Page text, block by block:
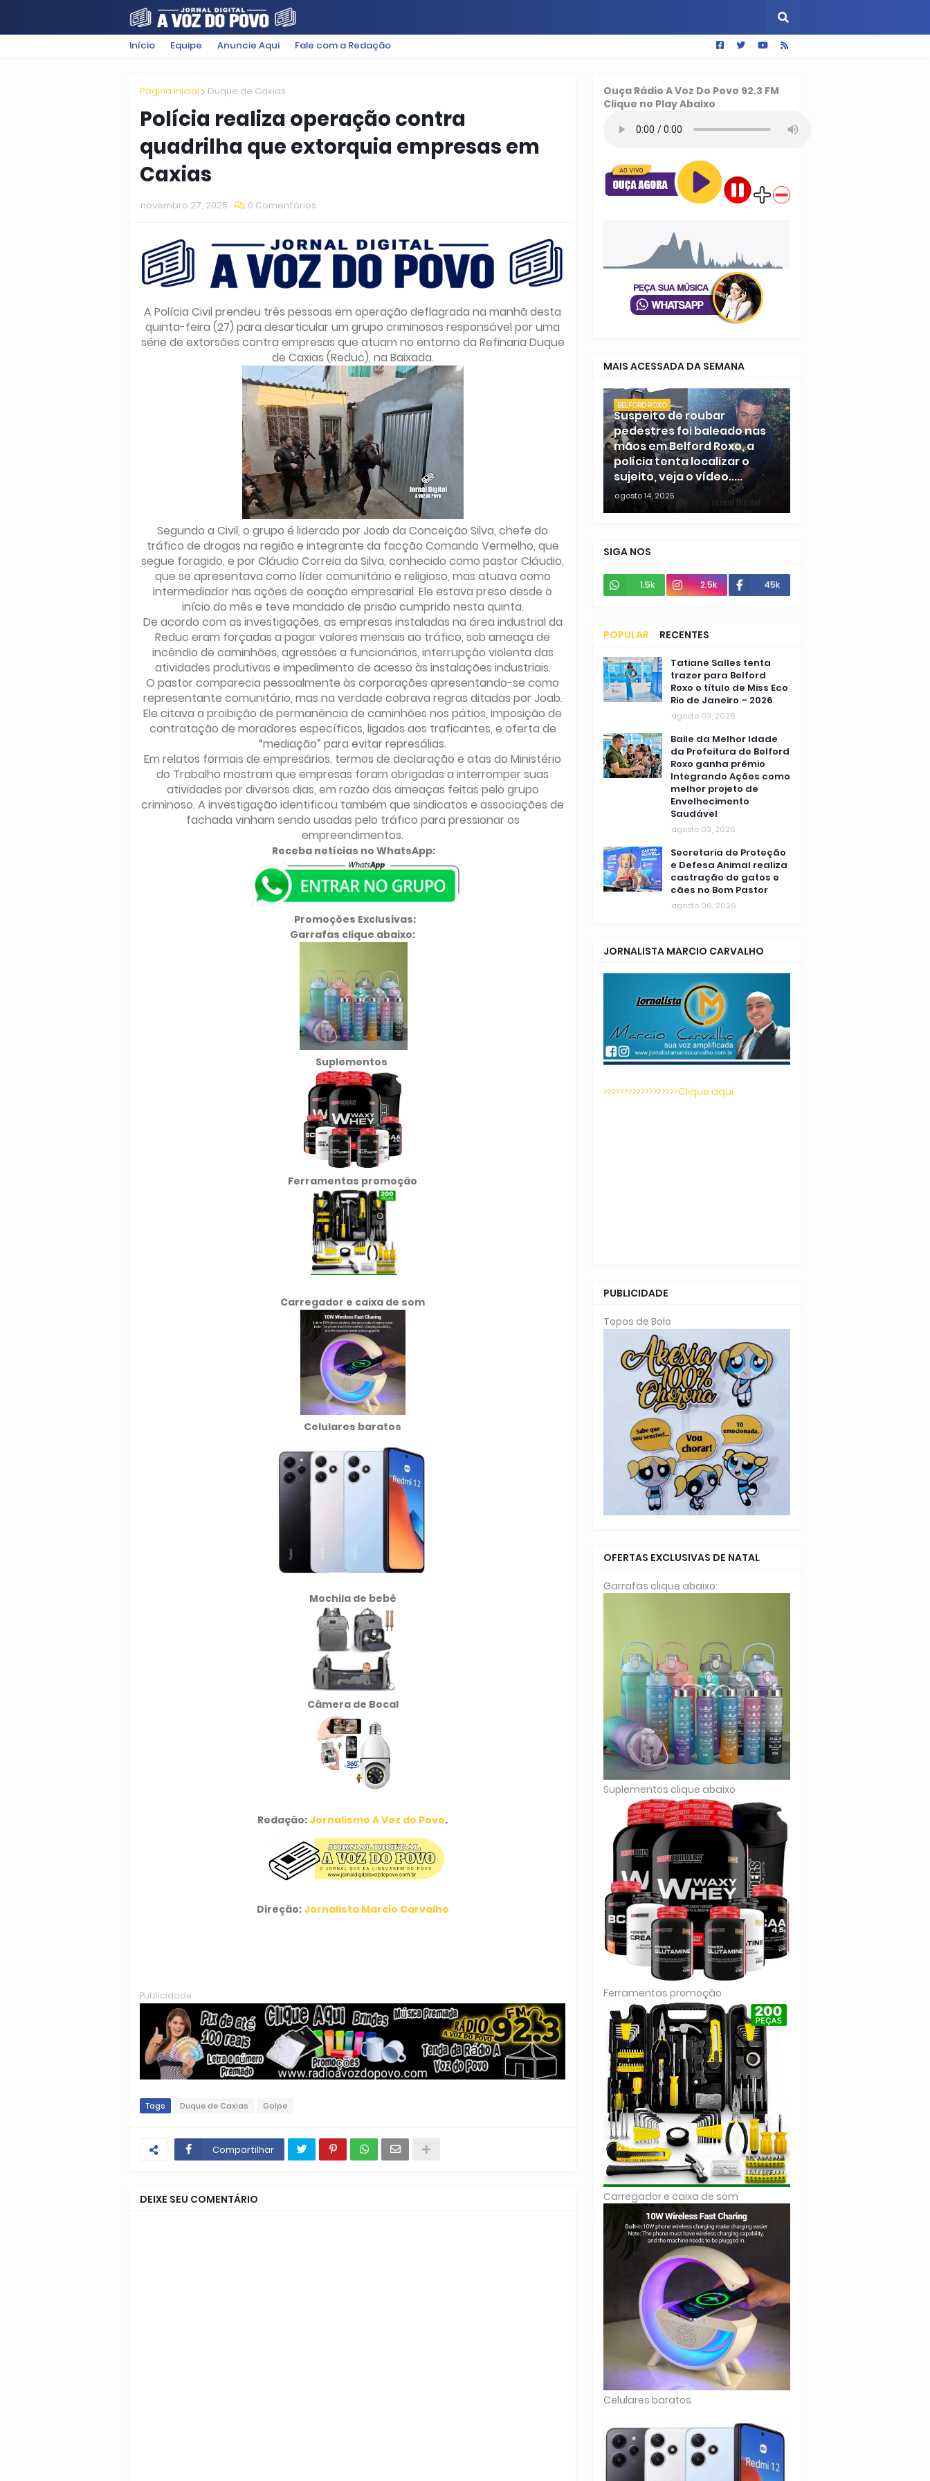
FILMES POLÍTICA SUGESTÕES BAIXADA
Início Equipe Anuncie Aqui Fale com a Redação
Página inicial Duque de Caxias
Polícia realiza operação contra
quadrilha que extorquia empresas em
Caxias
novembro 27, 2025 0 Comentários
A Polícia Civil prendeu três pessoas em operação deflagrada na manhã desta
quinta-feira (27) para desarticular um grupo criminosos responsável por uma
série de extorsões contra empresas que atuam no entorno da Refinaria Duque
de Caxias (Reduc), na Baixada.
Segundo a Civil, o grupo é liderado por Joab da Conceição Silva, chefe do
tráfico de drogas na região e integrante da facção Comando Vermelho, que
segue foragido, e por Cláudio Correia da Silva, conhecido como pastor Cláudio,
que se apresentava como líder comunitário e religioso, mas atuava como
intermediador nas ações de coação empresarial. Ele estava preso desde o
início do mês e teve mandado de prisão cumprido nesta quinta.
De acordo com as investigações, as empresas instaladas na área industrial da
Reduc eram forçadas a pagar valores mensais ao tráfico, sob ameaça de
incêndio de caminhões, agressões a funcionários, interrupção violenta das
atividades produtivas e impedimento de acesso às instalações industriais.
O pastor comparecia pessoalmente às corporações apresentando-se como
representante comunitário, mas na verdade cobrava regras ditadas por Joab.
Ele citava a proibição de permanência de caminhões nos pátios, imposição de
contratação de moradores específicos, ligados aos traficantes, e oferta de
“mediação” para evitar represálias.
Em relatos formais de empresários, termos de declaração e atas do Ministério
do Trabalho mostram que empresas foram obrigadas a interromper suas
atividades por diversos dias, em razão das ameaças feitas pelo grupo
criminoso. A investigação identificou também que sindicatos e associações de
fachada vinham sendo usadas pelo tráfico para pressionar os
empreendimentos.
Receba notícias no WhatsApp:
Promoções Exclusivas:
Garrafas clique abaixo:
Suplementos
Ferramentas promoção
Carregador e caixa de som
Celulares baratos
Mochila de bebê
Câmera de Bocal
Redação: Jornalismo A Voz do Povo.
Direção: Jornalista Marcio Carvalho
Publicidade
Tags Duque de Caxias Golpe
Compartilhar
DEIXE SEU COMENTÁRIO
Ouça Rádio A Voz Do Povo 92.3 FM
Clique no Play Abaixo
MAIS ACESSADA DA SEMANA
BELFORD ROXO
Suspeito de roubar
pedestres foi baleado nas
mãos em Belford Roxo, a
polícia tenta localizar o
sujeito, veja o vídeo.....
agosto 14, 2025
SIGA NOS
1.5k 2.5k 45k
POPULAR
RECENTES
COMENTÁRIOSTatiane Salles tenta
trazer para Belford
Roxo o título de Miss Eco
Rio de Janeiro – 2026
agosto 03, 2026
Baile da Melhor Idade
da Prefeitura de Belford
Roxo ganha prêmio
Integrando Ações como
melhor projeto de
Envelhecimento
Saudável
agosto 03, 2026
Secretaria de Proteção
e Defesa Animal realiza
castração de gatos e
cães no Bom Pastor
agosto 06, 2026
JORNALISTA MARCIO CARVALHO
>>>>>>>>>>>>>>>>>>Clique aqui
PUBLICIDADE
Topos de Bolo
OFERTAS EXCLUSIVAS DE NATAL
Garrafas clique abaixo:
Suplementos clique abaixo
Ferramentas promoção
Carregador e caixa de som
Celulares baratos